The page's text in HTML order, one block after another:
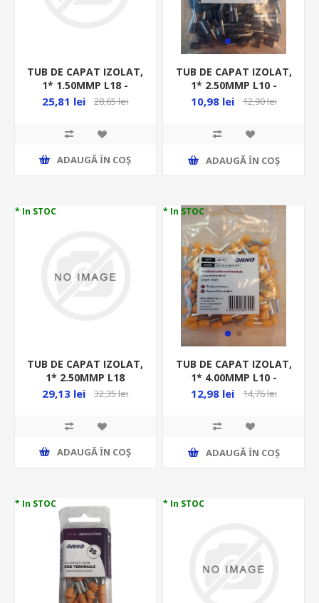
TUB DE CAPAT IZOLAT,
1* 1.50MMP L18 -
100BUC/PUNGA - ROSU,
25,81 lei 28,65 lei
ADAUGĂ ȊN COŞ
TUB DE CAPAT IZOLAT,
1* 2.50MMP L10 -
100BUC/PUNGA - GRI
10,98 lei 12,90 lei
ADAUGĂ ȊN COŞ
* In STOC
TUB DE CAPAT IZOLAT,
1* 2.50MMP L18
-100BUC/PUNGA -
29,13 lei 32,35 lei
ADAUGĂ ȊN COŞ
* In STOC
TUB DE CAPAT IZOLAT,
1* 4.00MMP L10 -
100BUC/PUNGA -
12,98 lei 14,76 lei
ADAUGĂ ȊN COŞ
* In STOC * In STOC